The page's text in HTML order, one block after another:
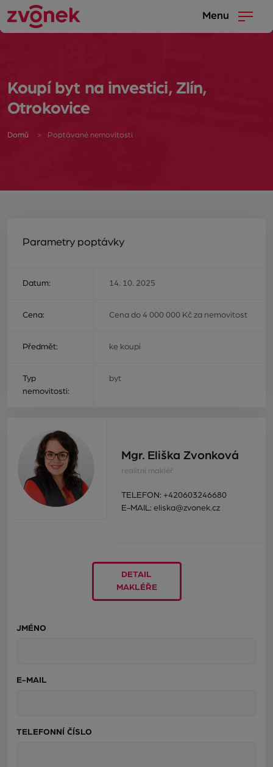
Menu
Koupí byt na investici, Zlín,
Otrokovice
Domů Poptávané nemovitosti
Parametry poptávky
Datum: 14. 10. 2025
Cena: Cena do 4 000 000 Kč za nemovitost
Předmět: ke koupi
Typ
nemovitosti:
byt
Mgr. Eliška Zvonková
realitní makléř
TELEFON: +420603246680
E-MAIL: eliska@zvonek.cz
DETAIL
MAKLÉŘE
JMÉNO
E-MAIL
TELEFONNÍ ČÍSLO